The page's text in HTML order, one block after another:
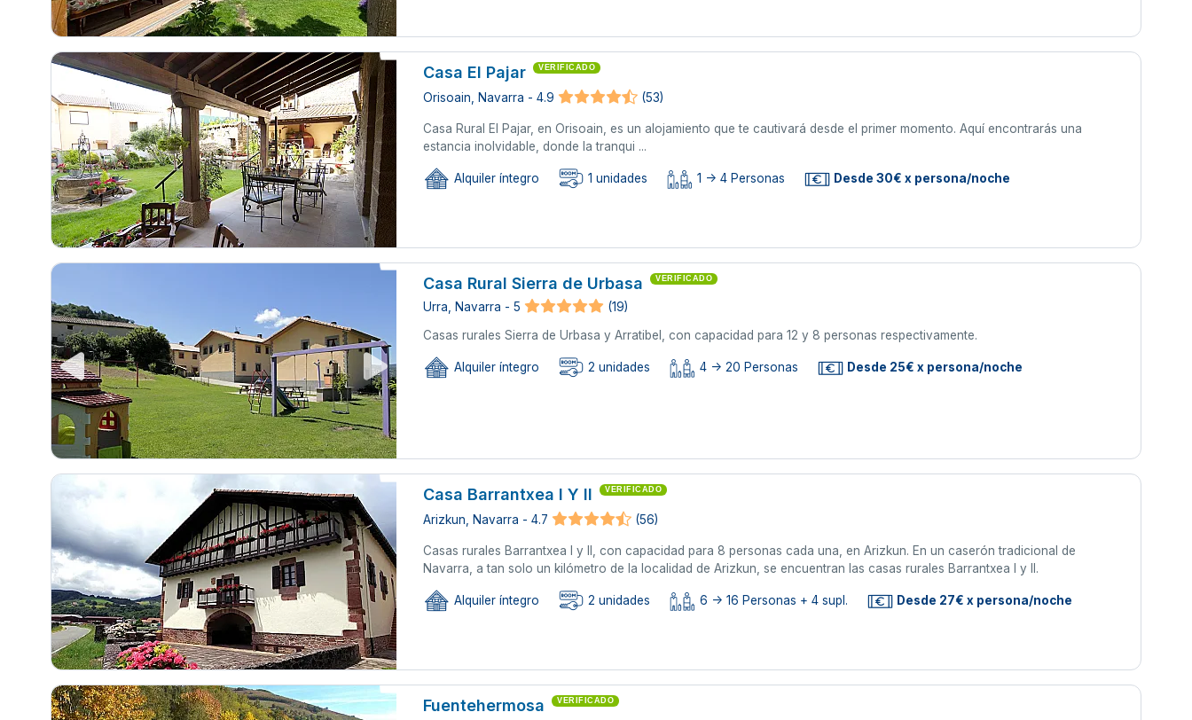
Casa El Pajar VERIFICADO
Orisoain, Navarra - 4.9 (53)
Casa Rural El Pajar, en Orisoain, es un alojamiento que te cautivará desde el primer momento. Aquí encontrarás una
estancia inolvidable, donde la tranqui ...
Alquiler íntegro 1 unidades 1 -> 4 Personas Desde 30€ x persona/noche
Casa Rural Sierra de Urbasa VERIFICADO
Urra, Navarra - 5 (19)
Casas rurales Sierra de Urbasa y Arratibel, con capacidad para 12 y 8 personas respectivamente.
Alquiler íntegro 2 unidades 4 -> 20 Personas Desde 25€ x persona/noche
Casa Barrantxea I Y II VERIFICADO
Arizkun, Navarra - 4.7 (56)
Casas rurales Barrantxea I y II, con capacidad para 8 personas cada una, en Arizkun. En un caserón tradicional de
Navarra, a tan solo un kilómetro de la localidad de Arizkun, se encuentran las casas rurales Barrantxea I y II.
Alquiler íntegro 2 unidades 6 -> 16 Personas + 4 supl. Desde 27€ x persona/noche
Fuentehermosa VERIFICADO